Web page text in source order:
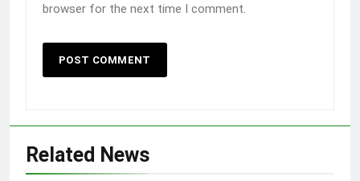
browser for the next time I comment.
Related News